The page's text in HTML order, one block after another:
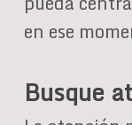
en ese
Busque